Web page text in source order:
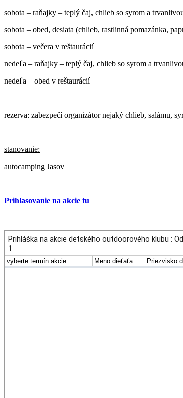
sobota – raňajky – teplý čaj, chlieb so syrom a
sobota – obed, desiata (chlieb, rastlinná pomazánka,
sobota – večera v reštaurácií
nedeľa – raňajky – teplý čaj, chlieb so syrom a
nedeľa – obed v reštaurácií
rezerva: zabezpečí organizátor nejaký chlieb, salámu,
stanovanie:
autocamping Jasov
Prihlasovanie na akcie tu